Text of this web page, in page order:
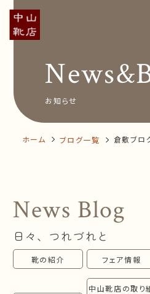
Concept
Insole オー
Company
オンライ
お問い
お知らせ
ホーム ブログ一覧 倉敷ブロ
News Blog
日々、つれづれと
靴の紹介 フェア情報
中山靴店の取り